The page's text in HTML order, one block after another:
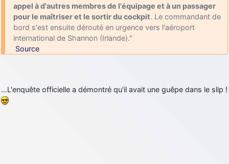
appel à d'autres membres de l'équipage et à un passager
pour le maîtriser et le sortir du cockpit. Le commandant de
bord s'est ensuite dérouté en urgence vers l'aéroport
international de Shannon (Irlande)."
Source
…L'enquête officielle a démontré qu'il avait une guêpe dans le slip !